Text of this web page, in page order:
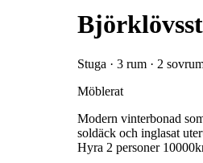
Stuga · 3 rum · 2
Möblerat
Modern vinterbonad
soldäck och inglasat
Hyra 2 personer